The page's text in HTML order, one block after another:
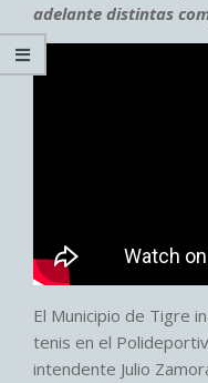
adelante distintas
El Municipio de Tigre
tenis en el
intendente Julio